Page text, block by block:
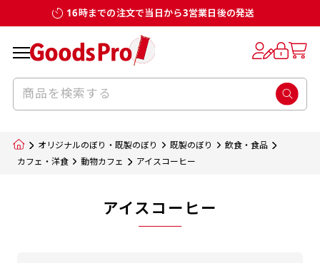
16時までの注文で当日から3営業日後の発送
オリジナルのぼり・既製のぼり 既製のぼり
飲食・食品
カフェ・洋食
動物カフェ アイスコーヒー
アイスコーヒー